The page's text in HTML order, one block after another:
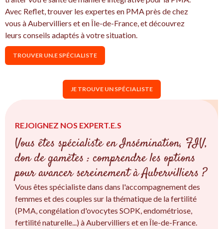
Avec Reflet, trouver les expertes en PMA près de chez
vous à Aubervilliers et en Île-de-France, et découvrez
leurs conseils adaptés à votre situation.
TROUVER UN.E SPÉCIALISTE
JE TROUVE UN SPÉCIALISTE
REJOIGNEZ NOS EXPERT.E.S
Vous êtes spécialiste en Insémination, FIV,
don de gamètes : comprendre les options
pour avancer sereinement à Aubervilliers ?
Vous êtes spécialiste dans dans l'accompagnement des
femmes et des couples sur la thématique de la fertilité
(PMA, congélation d'ovocytes SOPK, endométriose,
fertilité naturelle...) à Aubervilliers et en Île-de-France.